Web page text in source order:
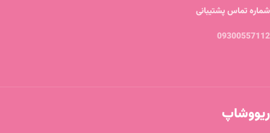
شماره تماس پشتیبانی
09300557112
ریووشاپ